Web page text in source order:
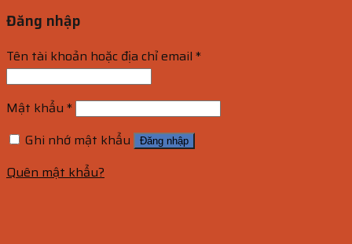
Đăng nhập
Tên tài khoản hoặc địa chỉ email *
Mật khẩu *
Ghi nhớ mật khẩu
Đăng nhập
Quên mật khẩu?